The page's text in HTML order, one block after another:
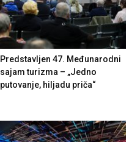
Predstavljen 47. Međunarodni
sajam turizma – „Jedno
putovanje, hiljadu priča“